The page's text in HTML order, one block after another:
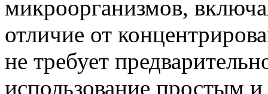
микроорганизмов,
отличие от
не требует
использование простым